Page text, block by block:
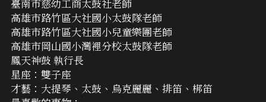
臺南市慈幼工商太鼓社老師
高雄市路竹區大社國小太鼓隊老師
高雄市路竹區大社國小兒童樂團老師
高雄市岡山國小灣裡分校太鼓隊老師
鳳天神鼓 執行長
星座：雙子座
才藝：大提琴、太鼓、烏克麗麗、排笛、梆笛